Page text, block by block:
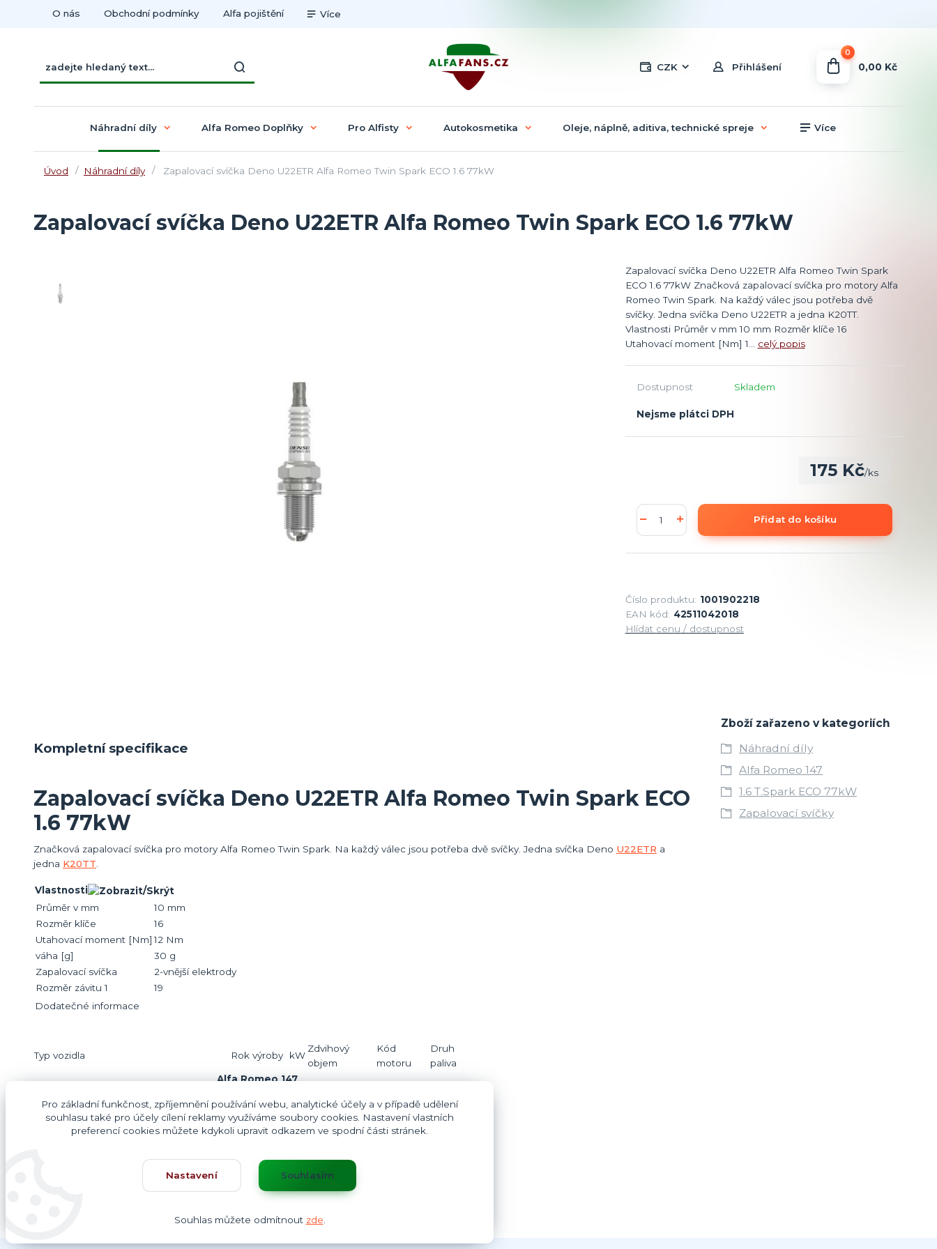
O nás Obchodní podmínky Alfa pojištění Více
CZK Přihlášení
0
0,00 Kč
Náhradní díly Alfa Romeo Doplňky Pro Alfisty Autokosmetika Oleje, náplně, aditiva, technické spreje Více
Úvod Náhradní díly Zapalovací svíčka Deno U22ETR Alfa Romeo Twin Spark ECO 1.6 77kW
Zapalovací svíčka Deno U22ETR Alfa Romeo Twin Spark ECO 1.6 77kW
Zapalovací svíčka Deno U22ETR Alfa Romeo Twin Spark
ECO 1.6 77kW Značková zapalovací svíčka pro motory Alfa
Romeo Twin Spark. Na každý válec jsou potřeba dvě
svíčky. Jedna svíčka Deno U22ETR a jedna K20TT.
Vlastnosti Průměr v mm 10 mm Rozměr klíče 16
Utahovací moment [Nm] 1... celý popis
Dostupnost Skladem
Nejsme plátci DPH
175 Kč/ks
Přidat do košíku
Číslo produktu: 1001902218
EAN kód: 42511042018
Hlídat cenu / dostupnost
Kompletní specifikace
Zapalovací svíčka Deno U22ETR Alfa Romeo Twin Spark ECO
1.6 77kW
Značková zapalovací svíčka pro motory Alfa Romeo Twin Spark. Na každý válec jsou potřeba dvě svíčky. Jedna svíčka Deno U22ETR a
jedna K20TT
Vlastnosti
Průměr v mm
10 mm
Rozměr klíče
16
Utahovací moment [Nm] 12 Nm
váha [g]
30 g
Zapalovací svíčka
2-vnější elektrody
Rozměr závitu 1
19
Dodatečné informace
Typ vozidla Rok výroby kW
Zdvihový
objem
Kód
motoru
Druh
paliva
Alfa Romeo 147
937.BXA1A)
01.01 - 03.10 77 1598 AR 37203 Benzín
Zboží zařazeno v kategoriích
Náhradní díly
Alfa Romeo 147
1.6 T.Spark ECO 77kW
Zapalovací svíčky
Pro základní funkčnost, zpříjemnění používání webu, analytické účely a v případě udělení
souhlasu také pro účely cílení reklamy využíváme soubory cookies. Nastavení vlastních
preferencí cookies můžete kdykoli upravit odkazem ve spodní části stránek.
Nastavení Souhlasím
Souhlas můžete odmítnout zde